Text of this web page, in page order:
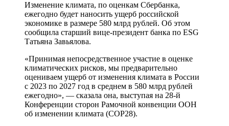
Изменение климата, по оценкам Сбербанка,
ежегодно будет наносить ущерб российской
экономике в размере 580 млрд рублей. Об этом
сообщила старший вице-президент банка по ESG
Татьяна Завьялова.
«Принимая непосредственное участие в оценке
климатических рисков, мы предварительно
оцениваем ущерб от изменения климата в России
с 2023 по 2027 год в среднем в 580 млрд рублей
ежегодно», — сказала она, выступая на 28-й
Конференции сторон Рамочной конвенции ООН
об изменении климата (COP28).